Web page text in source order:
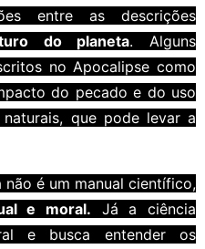
entre as descrições
do planeta. Alguns
no Apocalipse como
do pecado e do uso
que pode levar a
não é um manual científico,
e moral. Já a ciência
e busca entender os